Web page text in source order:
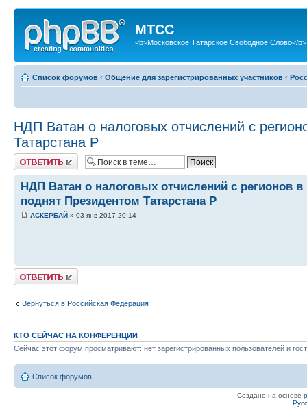
МТСС
<b>Московское Татарское Свободное Слово</b>
Список форумов ‹ Общение для зарегистрированных участников ‹
НДП Ватан о налоговых отчислений с
Татарстана Р
Ответить
НДП Ватан о налоговых отчислений с регионов
поднят Президентом Татарстана Р
АСКЕРБАЙ » 03 янв 2017 20:14
Ответить
Вернуться в Российская Федерация
КТО СЕЙЧАС НА КОНФЕРЕНЦИИ
Сейчас этот форум просматривают: нет зарегистрированных пользователей и
Список форумов
Создано на основе